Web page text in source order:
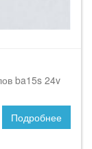
ba15s 24v
Подробнее